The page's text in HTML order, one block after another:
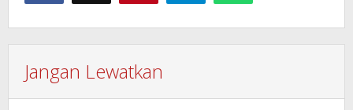
Jangan Lewatkan